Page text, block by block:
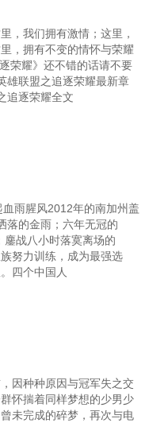
，我们拥有激情；这里，
，拥有不变的情怀与荣耀
荣耀》还不错的话请不要
雄联盟之追逐荣耀最新章
追逐荣耀全文
雨腥风2012年的南加州盖
落的金雨；六年无冠的
战八小时落寞离场的
努力训练，成为最强选
四个中国人
因种种原因与冠军失之交
怀揣着同样梦想的少男少
未完成的碎梦，再次与电